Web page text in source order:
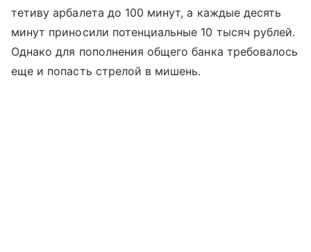
тетиву арбалета до 100 минут, а каждые десять
минут приносили потенциальные 10 тысяч рублей.
Однако для пополнения общего банка требовалось
еще и попасть стрелой в мишень.